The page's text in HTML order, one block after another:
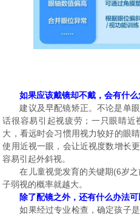
如果应该戴镜却不戴，会有什么
建议及早配镜矫正。不论是单
话很容易引起视疲劳；一只眼睛
大，看远时会习惯用视力较好的眼
使用近视一眼，会让近视度数增长
容易引起外斜视。
在儿童视觉发育的关键期(6岁
子弱视的概率就越大。
除了配镜之外，还有什么办法
如果经过专业检查，确定孩子